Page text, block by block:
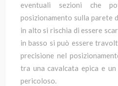
eventuali sezioni che
posizionamento sulla parete
in alto si rischia di essere
in basso si può essere
precisione nel
tra una cavalcata epica e
pericoloso.